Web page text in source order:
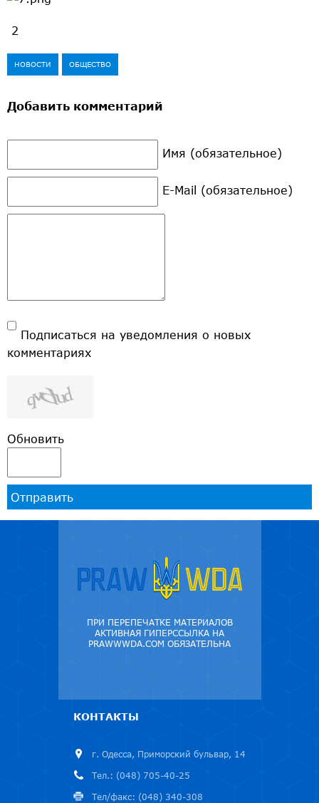
2
НОВОСТИ ОБЩЕСТВО
Добавить комментарий
Имя (обязательное)
E-Mail (обязательное)
Подписаться на уведомления о новых
комментариях
Обновить
Отправить
ПРИ ПЕРЕПЕЧАТКЕ МАТЕРИАЛОВ
АКТИВНАЯ ГИПЕРССЫЛКА НА
PRAWWWDA.COM ОБЯЗАТЕЛЬНА
КОНТАКТЫ
г. Одесса, Приморский бульвар, 14
Тел.: (048) 705-40-25
Тел/факс: (048) 340-308